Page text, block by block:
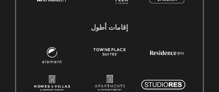
إقامات أطول